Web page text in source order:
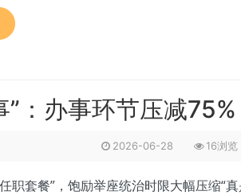
：办事环节压减
2026-06-28 16浏览
套餐”，饱励举座统治时限大幅压缩“